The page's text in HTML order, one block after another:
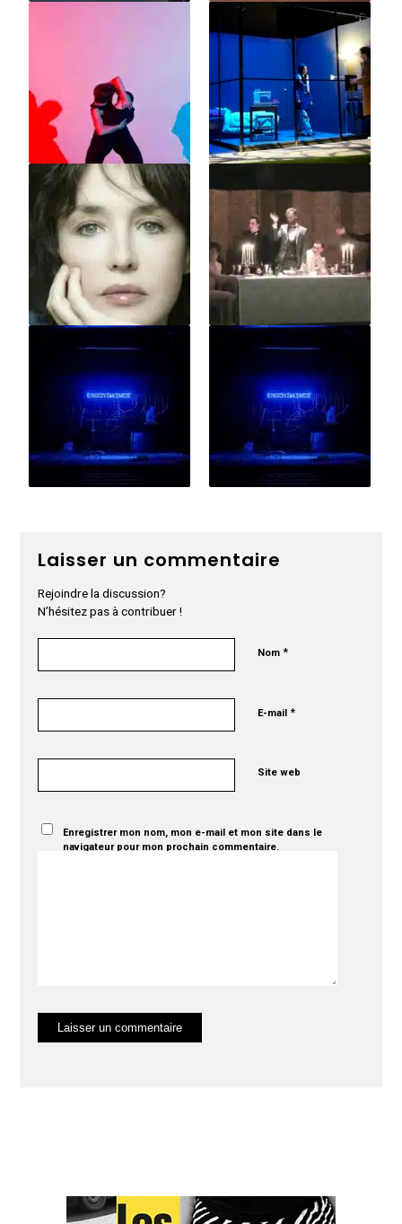
Laisser un commentaire
Rejoindre la discussion?
N’hésitez pas à contribuer !
Nom*
E-mail*
Site web
Enregistrer mon nom, mon e-mail et mon site dans le
navigateur pour mon prochain commentaire.